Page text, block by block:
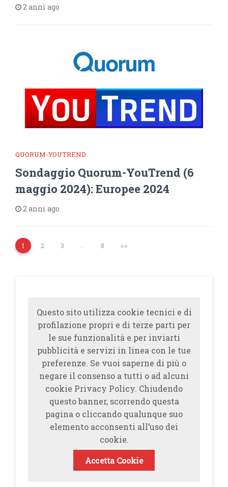
2 anni ago
QUORUM-YOUTREND
Sondaggio Quorum-YouTrend (6
maggio 2024): Europee 2024
2 anni ago
1 2 3 8 >>
Questo sito utilizza cookie tecnici e di
profilazione propri e di terze parti per
le sue funzionalità e per inviarti
pubblicità e servizi in linea con le tue
preferenze. Se vuoi saperne di più o
negare il consenso a tutti o ad alcuni
cookie Privacy Policy. Chiudendo
questo banner, scorrendo questa
pagina o cliccando qualunque suo
elemento acconsenti all’uso dei
cookie.
Accetta Cookie